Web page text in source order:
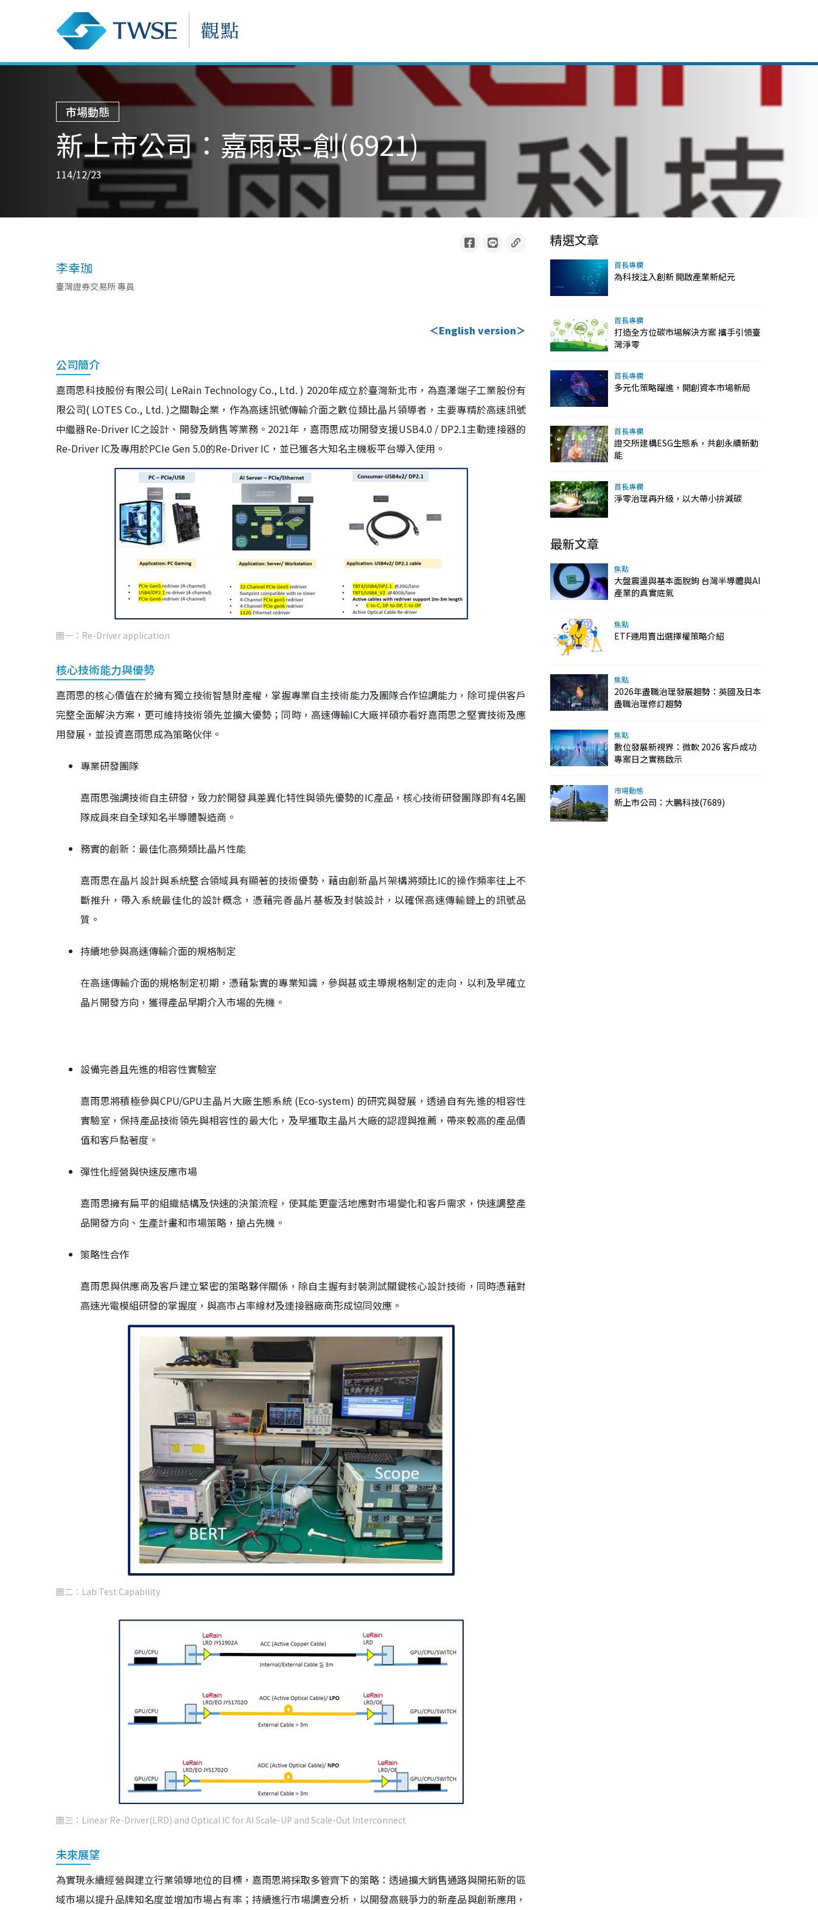
市場動態
新上市公司：嘉雨思-創(6921)
114/12/23
李幸珈
臺灣證券交易所 專員
＜English version＞
公司簡介
嘉雨思科技股份有限公司( LeRain Technology Co., Ltd. ) 2020年成立於臺灣新北市，為嘉澤端子工業股份有
限公司( LOTES Co., Ltd. )之關聯企業，作為高速訊號傳輸介面之數位類比晶片領導者，主要專精於高速訊號
中繼器Re-Driver IC之設計、開發及銷售等業務。2021年，嘉雨思成功開發支援USB4.0 / DP2.1主動連接器的
Re-Driver IC及專用於PCIe Gen 5.0的Re-Driver IC，並已獲各大知名主機板平台導入使用。
圖一：Re-Driver application
核心技術能力與優勢
嘉雨思的核心價值在於擁有獨立技術智慧財產權，掌握專業自主技術能力及團隊合作協調能力，除可提供客戶
完整全面解決方案，更可維持技術領先並擴大優勢；同時，高速傳輸IC大廠祥碩亦看好嘉雨思之堅實技術及應
用發展，並投資嘉雨思成為策略伙伴。
專業研發團隊
嘉雨思強調技術自主研發，致力於開發具差異化特性與領先優勢的IC產品，核心技術研發團隊即有4名團
隊成員來自全球知名半導體製造商。
務實的創新：最佳化高頻類比晶片性能
嘉雨思在晶片設計與系統整合領域具有顯著的技術優勢，藉由創新晶片架構將類比IC的操作頻率往上不
斷推升，帶入系統最佳化的設計概念，憑藉完善晶片基板及封裝設計，以確保高速傳輸鏈上的訊號品
質。
持續地參與高速傳輸介面的規格制定
在高速傳輸介面的規格制定初期，憑藉紮實的專業知識，參與甚或主導規格制定的走向，以利及早確立
晶片開發方向，獲得產品早期介入市場的先機。
設備完善且先進的相容性實驗室
嘉雨思將積極參與CPU/GPU主晶片大廠生態系統 (Eco-system) 的研究與發展，透過自有先進的相容性
實驗室，保持產品技術領先與相容性的最大化，及早獲取主晶片大廠的認證與推薦，帶來較高的產品價
值和客戶黏著度。
彈性化經營與快速反應市場
嘉雨思擁有扁平的組織結構及快速的決策流程，使其能更靈活地應對市場變化和客戶需求，快速調整產
品開發方向、生產計畫和市場策略，搶占先機。
策略性合作
嘉雨思與供應商及客戶建立緊密的策略夥伴關係，除自主握有封裝測試關鍵核心設計技術，同時憑藉對
高速光電模組研發的掌握度，與高市占率線材及連接器廠商形成協同效應。
圖二：Lab Test Capability
圖三：Linear Re-Driver(LRD) and Optical IC for AI Scale-UP and Scale-Out Interconnect
未來展望
為實現永續經營與建立行業領導地位的目標，嘉雨思將採取多管齊下的策略：透過擴大銷售通路與開拓新的區
域市場以提升品牌知名度並增加市場占有率；持續進行市場調查分析，以開發高競爭力的新產品與創新應用，
精選文章
首長專欄
為科技注入創新 開啟產業新紀元
首長專欄
打造全方位碳市場解決方案 攜手引領臺
灣淨零
首長專欄
多元化策略躍進，開創資本市場新局
首長專欄
證交所建構ESG生態系，共創永續新動
能
首長專欄
淨零治理再升級，以大帶小拚減碳
最新文章
焦點
大盤震盪與基本面脫鉤 台灣半導體與AI
產業的真實底氣
焦點
ETF運用賣出選擇權策略介紹
焦點
2026年盡職治理發展趨勢：英國及日本
盡職治理修訂趨勢
焦點
數位發展新視界：微軟 2026 客戶成功
專案日之實務啟示
市場動態
新上市公司：大鵬科技(7689)